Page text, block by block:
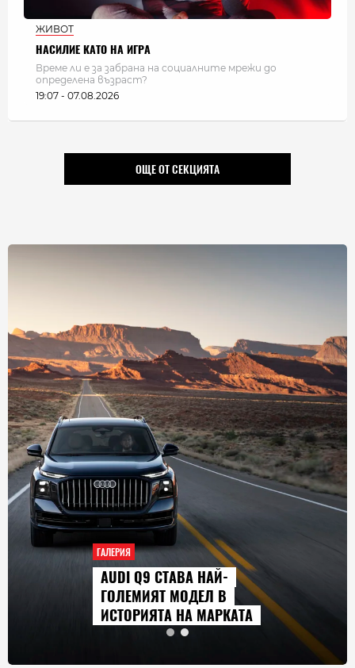
ЖИВОТ
НАСИЛИЕ КАТО НА ИГРА
Време ли е за забрана на социалните мрежи до
определена възраст?
19:07 - 07.08.2026
ОЩЕ ОТ СЕКЦИЯТА
ГАЛЕРИЯ
AUDI Q9 СТАВА НАЙ-
ГОЛЕМИЯТ МОДЕЛ В
ИСТОРИЯТА НА МАРКАТА